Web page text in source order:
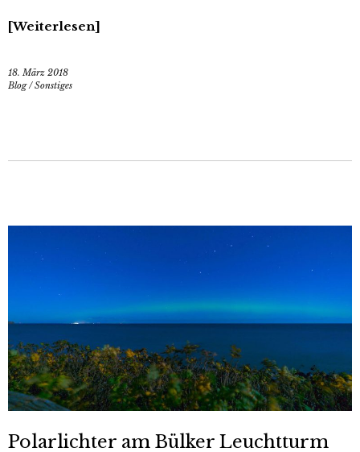
Weiterlesen
18. März 2018
Blog/Sonstiges
Polarlichter am Bülker Leuchtturm